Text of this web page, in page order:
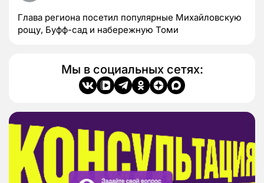
Глава региона посетил популярные Михайловскую
рощу, Буфф-сад и набережную Томи
Мы в социальных сетях: